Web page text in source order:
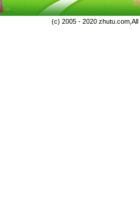
(c) 2005 - 2020